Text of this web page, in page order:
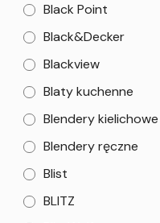
Black Point
Black&Decker
Blackview
Blaty kuchenne
Blendery kielichowe
Blendery ręczne
Blist
BLITZ